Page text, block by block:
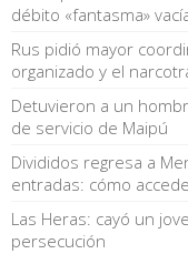
débito «fantasma»
Rus pidió mayor
organizado y el
Detuvieron a un
de servicio de Maipú
Divididos regresa a
entradas: cómo
Las Heras: cayó un
persecución